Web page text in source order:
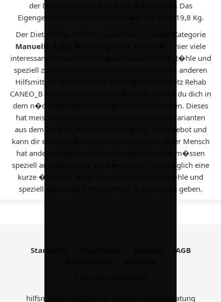
der Dietz Rehab CANEO_B gen�gend Platz. Das
Eigengewicht des Rollstuhls betr�gt nur 18,4-19,8 Kg.
Der Dietz Rehab CANEO_B wird bei uns in der Kategorie
Manuelle Rollst�hle
aufgelistet. Du erh�lst hier viele
interessante Informationen �ber manuelle Rollst�hle und
speziell zum Dietz Rehab CANEO_B sowie vielen anderen
Hilfsmitteln. Wenn du noch mehr �ber den Dietz Rehab
CANEO_B von Meyra erfahren m�chtest, kannst du dich in
dem n�chstgelegenen Sanit�tshaus informieren. Dieses
hat meist weit mehr Hilfsmittel und Hilfsmittelvarianten
aus dem Bereich "Manuelle Rollst�hle" im Angebot und
kann dir eine ausf�hrliche Beratung geben. Jeder Mensch
hat andere Bed�rfnisse und einige Hilfsmittel m�ssen
speziell angepasst sein. Wir k�nnen dir hier lediglich eine
kurze �bersicht �ber handbetriebene Rollst�hle und
speziell dem Dietz Rehab CANEO_B von Meyra geben.
Startseite
AGB
hilfsmittel-und-pflege.de ist keine Rechtsberatung